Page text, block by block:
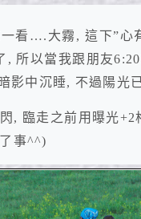
看….大霧, 這下”心
, 所以當我跟朋友
影中沉睡, 不過陽光
, 臨走之前用曝光
事^^)